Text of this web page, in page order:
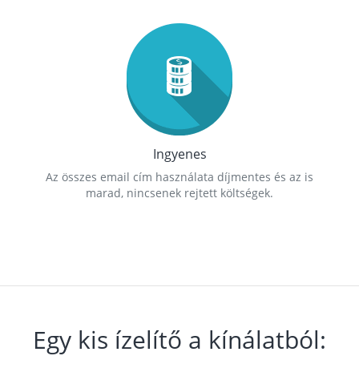
Ingyenes
Az összes email cím használata díjmentes és az is
marad, nincsenek rejtett költségek.
Egy kis ízelítő a kínálatból: